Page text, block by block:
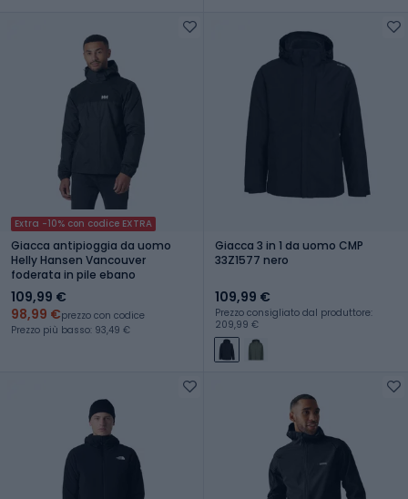
Extra -10% con codice EXTRA
Giacca antipioggia da uomo
Helly Hansen Vancouver
foderata in pile ebano
109,99 €
98,99 €prezzo con codice
Prezzo più basso: 93,49 €
Giacca 3 in 1 da uomo CMP
33Z1577 nero
109,99 €
Prezzo consigliato dal produttore:
209,99 €